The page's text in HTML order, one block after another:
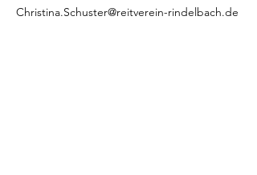
Christina.Schuster@reitverein-rindelbach.de